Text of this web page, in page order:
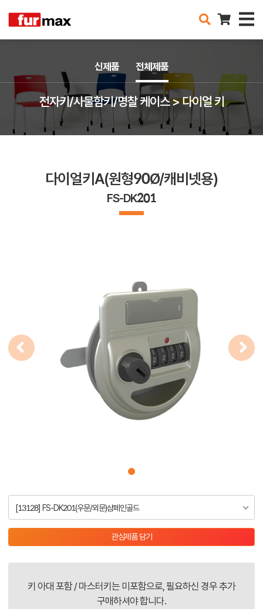
전자키/사물함키/명찰 케이스 > 다이얼 키
신제품 전체제품
다이얼키A(원형90Ø/캐비넷용)
FS-DK201
[13128] FS-DK201(우문/외문)샴페인골드
관심제품 담기
키 아대 포함 / 마스터키는 미포함으로, 필요하신 경우 추가
구매하셔야 합니다.